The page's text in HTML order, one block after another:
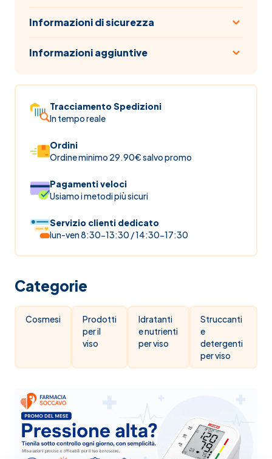
Informazioni di sicurezza
Informazioni aggiuntive
Tracciamento Spedizioni
In tempo reale
Ordini
Ordine minimo 29.90€ salvo promo
Pagamenti veloci
Usiamo i metodi più sicuri
Servizio clienti dedicato
lun-ven 8:30-13:30 / 14:30-17:30
Categorie
Cosmesi
Prodotti
per il
viso
Idratanti
e nutrienti
per viso
Struccanti
e
detergenti
per viso